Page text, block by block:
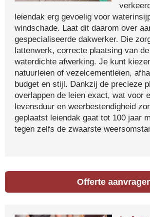
leiendak erg gevoelig voor
windschade. Laat dit daarom over
gespecialiseerde dakwerker. Die
lattenwerk, correcte plaatsing van
waterdichte afwerking. Je kunt
natuurleien of vezelcementleien,
budget en stijl. Dankzij de precieze
overlappen de leien exact, wat voor
levensduur en weerbestendigheid
geplaatst leiendak gaat tot 100 jaar
tegen zelfs de zwaarste
Offerte